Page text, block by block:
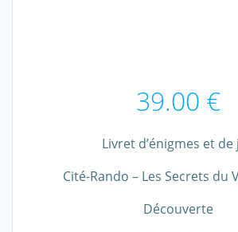
39.00 €
Livret d’énigmes et de
Cité-Rando – Les Secrets du
Découverte